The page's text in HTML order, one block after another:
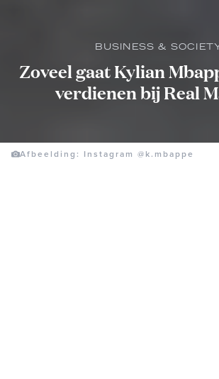
BUSINESS &
Zoveel gaat Kylian
verdienen bij Real
Afbeelding: Instagram @k.mbappe